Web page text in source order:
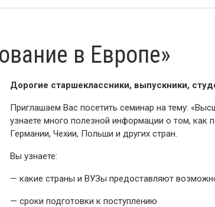
в Европе»
Дорогие старшеклассники, выпускники,
Приглашаем Вас посетить семинар на тему:
узнаете много полезной информации о том, как
Германии, Чехии, Польши и других стран.
Вы узнаете:
— какие страны и ВУЗы предоставляют
— сроки подготовки к поступлению